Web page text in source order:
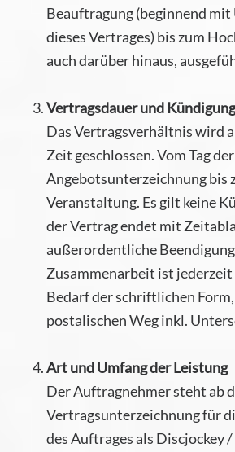
Beauftragung (beginnend
dieses Vertrages) bis zum
auch darüber hinaus,
Vertragsdauer und
Das Vertragsverhältnis wird
Zeit geschlossen. Vom Tag der
Angebotsunterzeichnung bis
Veranstaltung. Es gilt keine
der Vertrag endet mit
außerordentliche
Zusammenarbeit ist
Bedarf der schriftlichen
postalischen Weg inkl.
Art und Umfang der Leistung
Der Auftragnehmer steht ab
Vertragsunterzeichnung für
des Auftrages als Discjockey /